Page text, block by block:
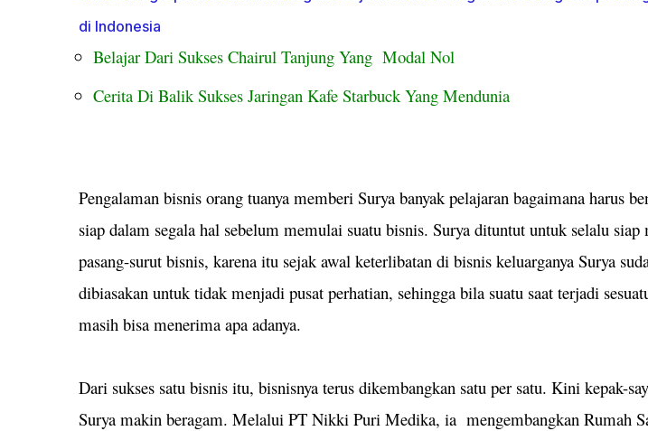
di Indonesia
Belajar Dari Sukses Chairul Tanjung Yang Modal Nol
Cerita Di Balik Sukses Jaringan Kafe Starbuck Yang Mendunia
Pengalaman bisnis orang tuanya memberi Surya banyak pelajaran bagaimana harus
siap dalam segala hal sebelum memulai suatu bisnis. Surya dituntut untuk selalu siap
pasang-surut bisnis, karena itu sejak awal keterlibatan di bisnis keluarganya Surya
dibiasakan untuk tidak menjadi pusat perhatian, sehingga bila suatu saat terjadi
masih bisa menerima apa adanya.
Dari sukses satu bisnis itu, bisnisnya terus dikembangkan satu per satu. Kini kepak-
Surya makin beragam. Melalui PT Nikki Puri Medika, ia mengembangkan Rumah